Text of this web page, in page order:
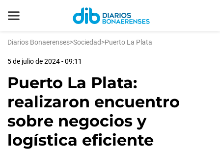
Diarios Bonaerenses>Sociedad>Puerto La Plata
5 de julio de 2024 - 09:11
Puerto La Plata:
realizaron encuentro
sobre negocios y
logística eficiente